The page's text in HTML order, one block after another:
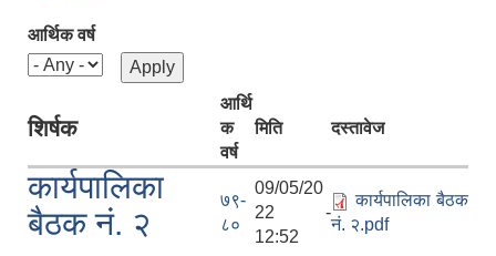
आर्थिक वर्ष
शिर्षक
आर्थि
क
वर्ष
मिति दस्तावेज
कार्यपालिका
बैठक नं. २
७९-
८०
09/05/20
22 -
12:52
कार्यपालिका बैठक
नं. २.pdf